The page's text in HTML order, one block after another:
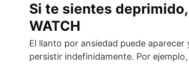
Si te sientes
WATCH
El llanto por ansiedad puede
persistir indefinidamente. Por